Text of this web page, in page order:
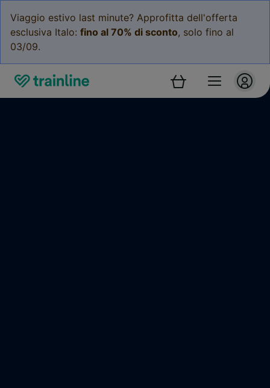
Viaggio estivo last minute? Approfitta dell'offerta
esclusiva Italo: fino al 70% di sconto, solo fino al
03/09.